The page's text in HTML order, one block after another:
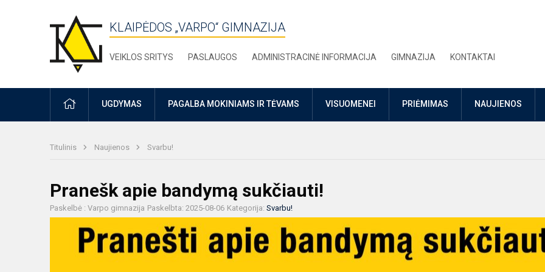
KLAIPĖDOS „VARPO“ GIMNAZIJA
VEIKLOS SRITYS PASLAUGOS ADMINISTRACINĖ INFORMACIJA GIMNAZIJA KONTAKTAI
PRADŽIAUGDYMAS PAGALBA MOKINIAMS IR TĖVAMS VISUOMENEI PRIĖMIMAS NAUJIENOS
Titulinis Naujienos Svarbu!
Pranešk apie bandymą sukčiauti!
Paskelbė : Varpo gimnazija Paskelbta: 2025-08-06 Kategorija: Svarbu!